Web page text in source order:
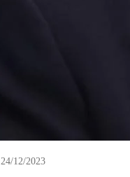
24/12/2023